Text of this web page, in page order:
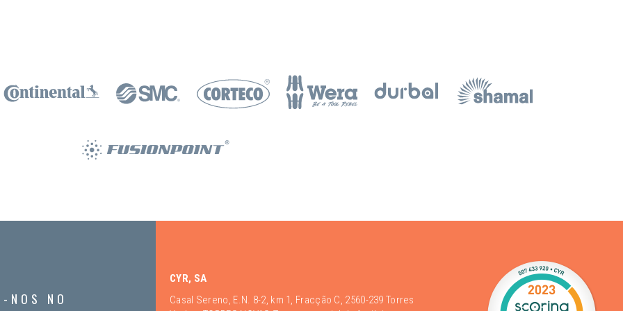
NOS NO
CYR, SA
Casal Sereno, E.N. 8-2, km 1, Fracção C, 2560-239 Torres